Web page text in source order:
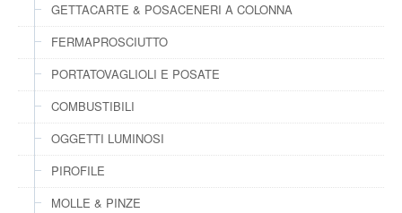
GETTACARTE & POSACENERI A COLONNA
FERMAPROSCIUTTO
PORTATOVAGLIOLI E POSATE
COMBUSTIBILI
OGGETTI LUMINOSI
PIROFILE
MOLLE & PINZE